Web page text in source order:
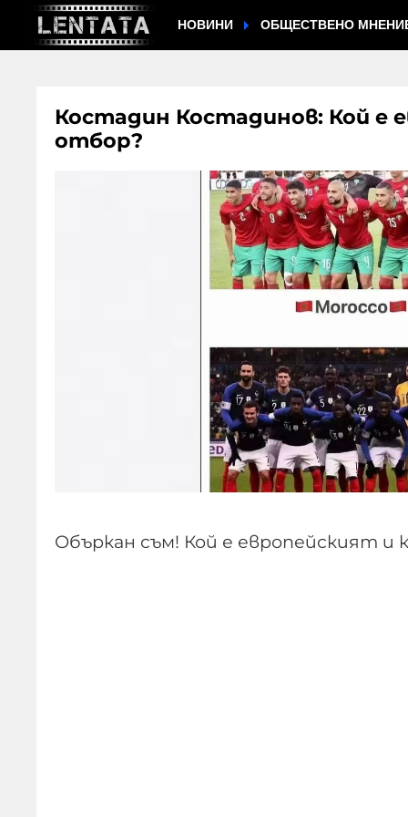
НОВИНИ ОБЩЕСТВЕНО
Костадин Костадинов: Кой е
отбор?
Объркан съм! Кой е европейският и